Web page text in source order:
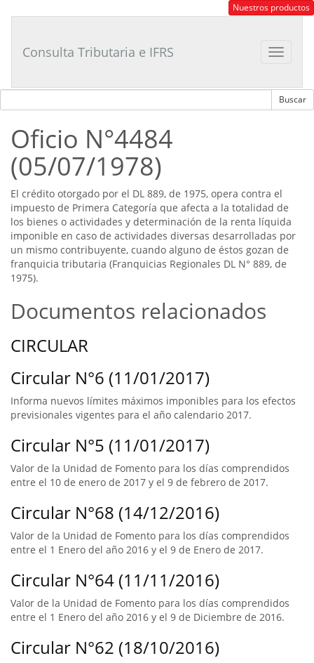
Tributario
Nuestros productos
Toggle
Consulta Tributaria e IFRS
Oficio N°4484
(05/07/1978)
El crédito otorgado por el DL 889, de 1975, opera contra el
impuesto de Primera Categoría que afecta a la totalidad de
los bienes o actividades y determinación de la renta líquida
imponible en caso de actividades diversas desarrolladas por
un mismo contribuyente, cuando alguno de éstos gozan de
franquicia tributaria (Franquicias Regionales DL N° 889, de
1975).
Documentos relacionados
CIRCULAR
Circular N°6 (11/01/2017)
Informa nuevos límites máximos imponibles para los efectos
previsionales vigentes para el año calendario 2017.
Circular N°5 (11/01/2017)
Valor de la Unidad de Fomento para los días comprendidos
entre el 10 de enero de 2017 y el 9 de febrero de 2017.
Circular N°68 (14/12/2016)
Valor de la Unidad de Fomento para los días comprendidos
entre el 1 Enero del año 2016 y el 9 de Enero de 2017.
Circular N°64 (11/11/2016)
Valor de la Unidad de Fomento para los días comprendidos
entre el 1 Enero del año 2016 y el 9 de Diciembre de 2016.
Circular N°62 (18/10/2016)